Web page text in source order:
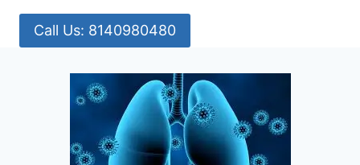
Call Us: 8140980480